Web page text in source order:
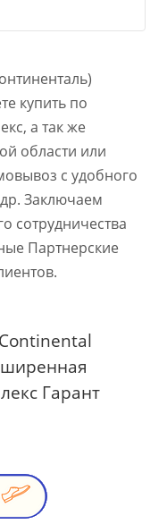
купить по
а так же
области или
с удобного
др. Заключаем
сотрудничества
Партнерские
Гарант